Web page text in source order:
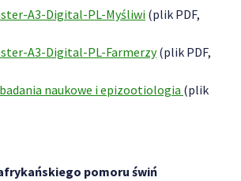
A3-Digital-PL-Myśliwi (plik PDF,
A3-Digital-PL-Farmerzy(plik PDF,
badania naukowe i epizootiologia (plik
pomoru świń